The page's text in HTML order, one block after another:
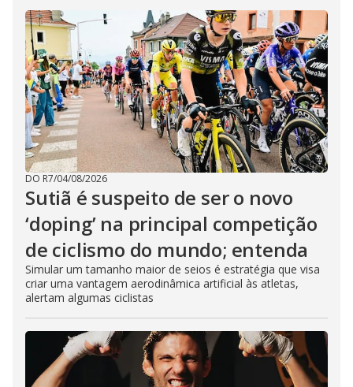
DO R7/04/08/2026
Sutiã é suspeito de ser o novo
‘doping’ na principal competição
de ciclismo do mundo; entenda
Simular um tamanho maior de seios é estratégia que visa
criar uma vantagem aerodinâmica artificial às atletas,
alertam algumas ciclistas